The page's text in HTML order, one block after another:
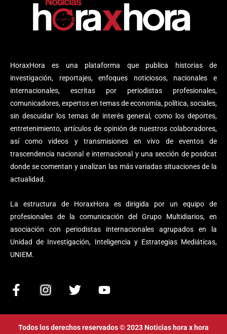
HoraxHora es una plataforma que publica historias de
investigación, reportajes, enfoques noticiosos, nacionales e
internacionales, escritas por periodistas profesionales,
comunicadores, expertos en temas de economía, política, sociales,
sin descuidar los temas de interés general, como los deportes,
entretenimiento, artículos de opinión de nuestros colaboradores,
así como videos y transmisiones en vivo de eventos de
trascendencia nacional e internacional y una sección de posdcat
donde se comentan y analizan las más variadas situaciones de la
actualidad.
La estructura de HoraxHora es dirigida por un equipo de
profesionales de la comunicación del Grupo Multidiarios, en
asociación con periodistas internacionales agrupados en la
Unidad de Investigación, Inteligencia y Estrategias Mediáticas,
UNIEM.
F
c
e
I
s
t
T
i
t
Y
u
t
Todos los derechos reservados © 2023 Noticias hora x hora